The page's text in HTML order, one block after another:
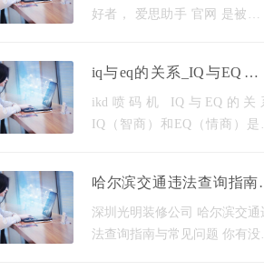
好者， 爱思助手 官网 是被好
应用资源以及设备管理功能。
思助手广为获得接纳的关
iq与eq的关系_IQ与EQ的
系
ikd喷码机 IQ与EQ的关
IQ（智商）和EQ（情商）是
它们在我们的生活中起着重要
作用。下面是关于IQ和EQ关
的一些常
哈尔滨交通违法查询指南
常见问题
深圳光明装修公司 哈尔滨交通
法查询指南与常见问题 你有没